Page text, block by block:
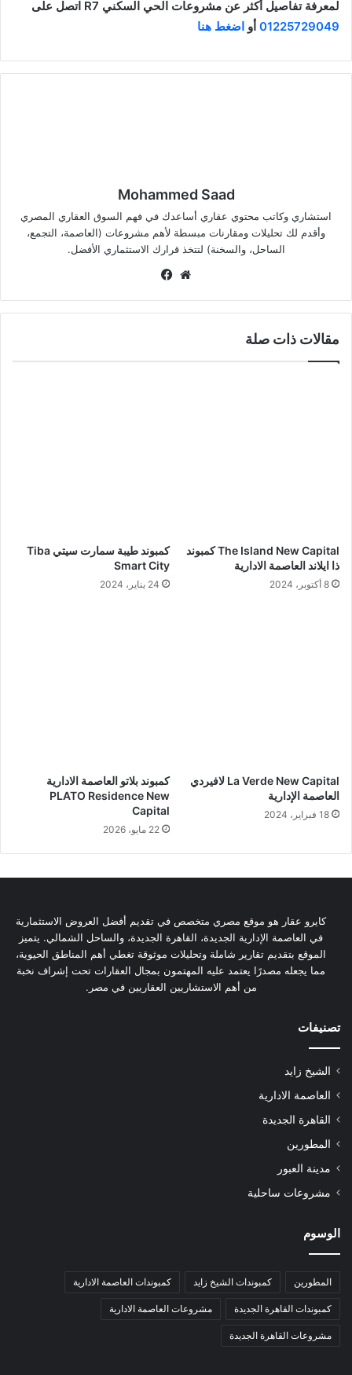
لمعرفة تفاصيل أكثر عن مشروعات الحي السكني R7 اتصل على
01225729049 أو اضغط هنا
Mohammed Saad
استشاري وكاتب محتوي عقاري أساعدك في فهم السوق العقاري المصري
وأقدم لك تحليلات ومقارنات مبسطة لأهم مشروعات (العاصمة، التجمع،
الساحل، والسخنة) لتتخذ قرارك الاستثماري الأفضل.
موق
الويوك
مقالات ذات صلة
The Island New Capital كمبوند
ذا ايلاند العاصمة الادارية
8 أكتوبر، 2024
كمبوند طيبة سمارت سيتي Tiba
Smart City
24 يناير، 2024
La Verde New Capital لافيردي
العاصمة الإدارية
18 فبراير، 2024
كمبوند بلاتو العاصمة الادارية
PLATO Residence New
Capital
22 مايو، 2026
كايرو عقار هو موقع مصري متخصص في تقديم أفضل العروض الاستثمارية
في العاصمة الإدارية الجديدة، القاهرة الجديدة، والساحل الشمالي. يتميز
الموقع بتقديم تقارير شاملة وتحليلات موثوقة تغطي أهم المناطق الحيوية،
مما يجعله مصدرًا يعتمد عليه المهتمون بمجال العقارات تحت إشراف نخبة
من أهم الاستشاريين العقاريين في مصر.
تصنيفات
الشيخ زايد
العاصمة الادارية
القاهرة الجديدة
المطورين
مدينة العبور
مشروعات ساحلية
الوسوم
المطورين كمبوندات الشيخ زايد كمبوندات العاصمة الادارية
كمبوندات القاهرة الجديدة مشروعات العاصمة الادارية
مشروعات القاهرة الجديدة